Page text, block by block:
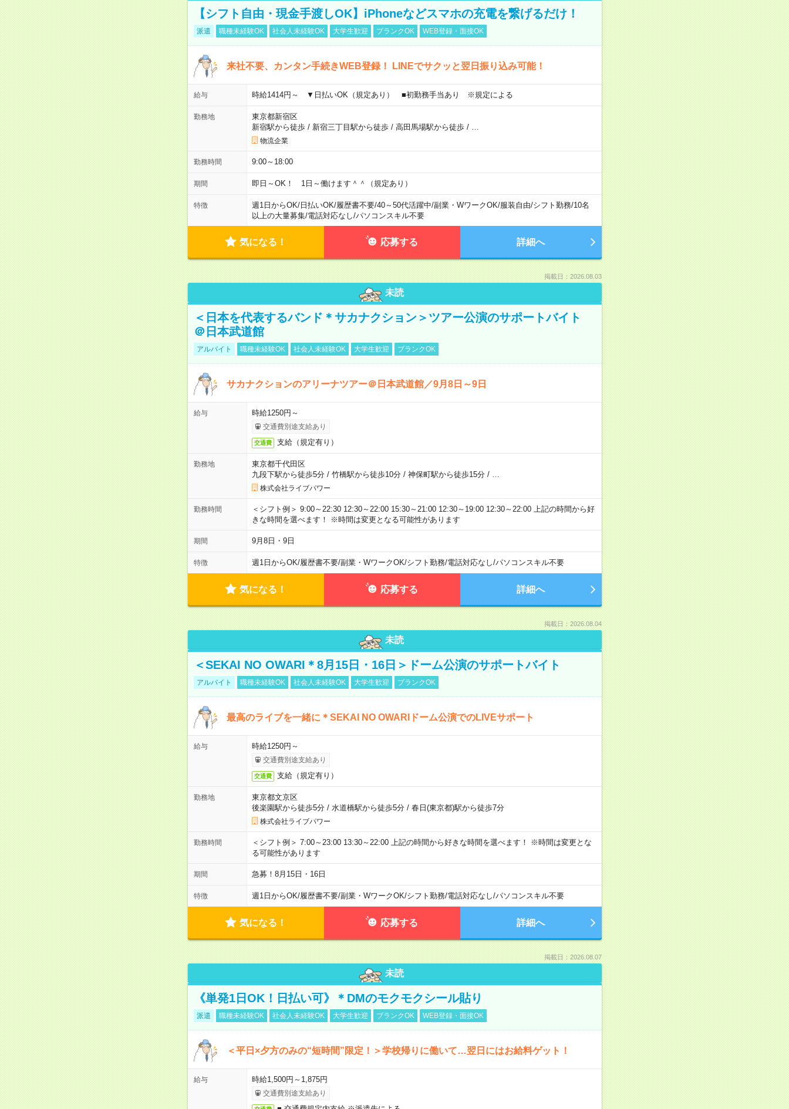
【シフト自由・現金手渡しOK】iPhoneなどスマホの充電を繋げるだけ！
派遣 職種未経験OK 社会人未経験OK 大学生歓迎 ブランクOK WEB登録・面接OK
来社不要、カンタン手続きWEB登録！ LINEでサクッと翌日振り込み可能！
給与 時給1414円～ ▼日払いOK（規定あり） ■初勤務手当あり ※規定による
勤務地
東京都新宿区
新宿駅から徒歩/ 新宿三丁目駅から徒歩/ 高田馬場駅から徒歩/ …
物流企業
勤務時間 9:00～18:00
期間 即日～OK！ 1日～働けます＾＾（規定あり）
特徴 週1日からOK/日払いOK/履歴書不要/40～50代活躍中/副業・WワークOK/服装自由/シフト勤務/10名
以上の大量募集/電話対応なし/パソコンスキル不要
気になる！ 応募する 詳細へ
掲載日：2026.08.03
未読
＜日本を代表するバンド＊サカナクション＞ツアー公演のサポートバイト
＠日本武道館
アルバイト 職種未経験OK 社会人未経験OK 大学生歓迎 ブランクOK
サカナクションのアリーナツアー＠日本武道館／9月8日～9日
給与 時給1250円～
交通費別途支給あり
交通費 支給（規定有り）
勤務地
東京都千代田区
九段下駅から徒歩5分/ 竹橋駅から徒歩10分/ 神保町駅から徒歩15分/ …
株式会社ライブパワー
勤務時間
＜シフト例＞ 9:00～22:30 12:30～22:00 15:30～21:00 12:30～19:00 12:30～22:00 上記の時間から好
きな時間を選べます！ ※時間は変更となる可能性があります
期間 9月8日・9日
特徴 週1日からOK/履歴書不要/副業・WワークOK/シフト勤務/電話対応なし/パソコンスキル不要
気になる！ 応募する 詳細へ
掲載日：2026.08.04
未読
＜SEKAI NO OWARI＊8月15日・16日＞ドーム公演のサポートバイト
アルバイト 職種未経験OK 社会人未経験OK 大学生歓迎 ブランクOK
最高のライブを一緒に＊SEKAI NO OWARIドーム公演でのLIVEサポート
給与 時給1250円～
交通費別途支給あり
交通費 支給（規定有り）
勤務地
東京都文京区
後楽園駅から徒歩5分/ 水道橋駅から徒歩5分/ 春日(東京都)駅から徒歩7分
株式会社ライブパワー
勤務時間
＜シフト例＞ 7:00～23:00 13:30～22:00 上記の時間から好きな時間を選べます！ ※時間は変更とな
る可能性があります
期間 急募！8月15日・16日
特徴 週1日からOK/履歴書不要/副業・WワークOK/シフト勤務/電話対応なし/パソコンスキル不要
気になる！ 応募する 詳細へ
掲載日：2026.08.07
未読
《単発1日OK！日払い可》＊DMのモクモクシール貼り
派遣 職種未経験OK 社会人未経験OK 大学生歓迎 ブランクOK WEB登録・面接OK
＜平日×夕方のみの“短時間”限定！＞学校帰りに働いて…翌日にはお給料ゲット！
給与 時給1,500円～1,875円
交通費別途支給あり